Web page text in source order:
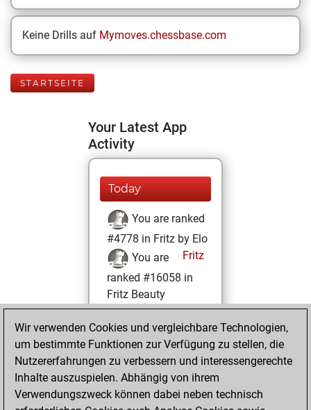
Keine Drills auf Mymoves.chessbase.com
STARTSEITE
Your Latest App
Activity
Today
You are ranked
#4778 in Fritz by Elo
Fritz
You are
ranked #16058 in
Fritz Beauty
Montag, Oktober
21, 2024
You won
against Fritz
Fritz
Wir verwenden Cookies und vergleichbare Technologien,
um bestimmte Funktionen zur Verfügung zu stellen, die
Nutzererfahrungen zu verbessern und interessengerechte
Inhalte auszuspielen. Abhängig von ihrem
Verwendungszweck können dabei neben technisch